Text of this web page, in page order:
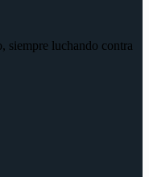
siempre luchando contra